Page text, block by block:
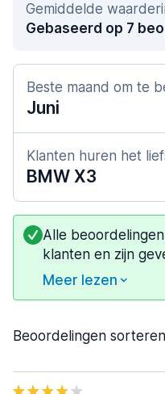
Gemiddelde
Gebaseerd op 7
Beste maand om te
Juni
Klanten huren het
BMW X3
Alle
klanten en zijn
Meer lezen
Beoordelingen